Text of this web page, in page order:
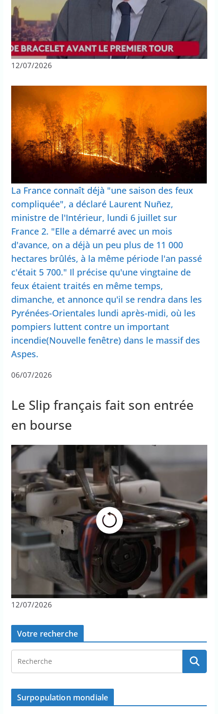
12/07/2026
La France connaît déjà "une saison des feux
compliquée", a déclaré Laurent Nuñez,
ministre de l'Intérieur, lundi 6 juillet sur
France 2. "Elle a démarré avec un mois
d'avance, on a déjà un peu plus de 11 000
hectares brûlés, à la même période l'an passé
c'était 5 700." Il précise qu'une vingtaine de
feux étaient traités en même temps,
dimanche, et annonce qu'il se rendra dans les
Pyrénées-Orientales lundi après-midi, où les
pompiers luttent contre un important
incendie(Nouvelle fenêtre) dans le massif des
Aspes.
06/07/2026
Le Slip français fait son entrée
en bourse
12/07/2026
Votre recherche
Surpopulation mondiale